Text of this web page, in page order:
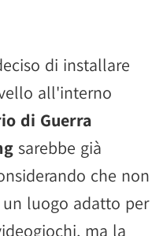
di installare
all'interno
di Guerra
sarebbe già
che non
luogo adatto per
ma la